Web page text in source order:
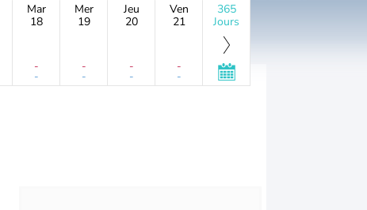
Mar
18
-
-
Mer
19
-
-
Jeu
20
-
-
Ven
21
-
-
365
Jours